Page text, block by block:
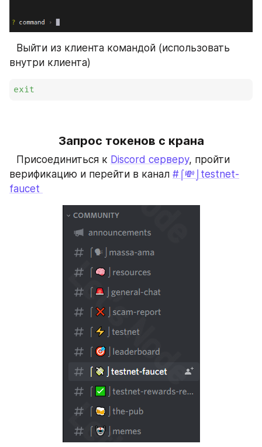
⠀Выйти из клиента командой (использовать
внутри клиента)
exit
Запрос токенов с крана
⠀Присоединиться к Discord серверу, пройти
верификацию и перейти в канал #⌠💸⌡testnet-
faucet